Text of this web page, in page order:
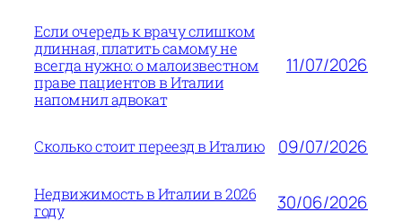
Если очередь к врачу слишком
длинная, платить самому не
всегда нужно: о малоизвестном
праве пациентов в Италии
напомнил адвокат
11/07/2026
Сколько стоит переезд в Италию 09/07/2026
Недвижимость в Италии в 2026
году
30/06/2026